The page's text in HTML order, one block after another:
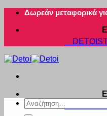
Μετάβαση
περιεχόμενο
Δωρεάν μεταφορικά
Αναζήτηση
για: